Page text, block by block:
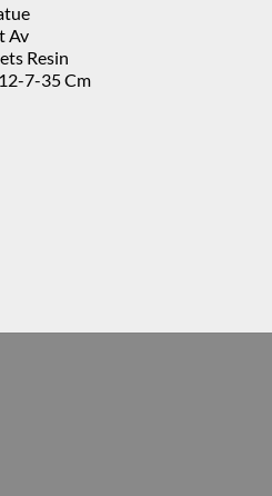
Av
Resin
7-35 Cm